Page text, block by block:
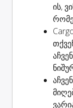
ის,